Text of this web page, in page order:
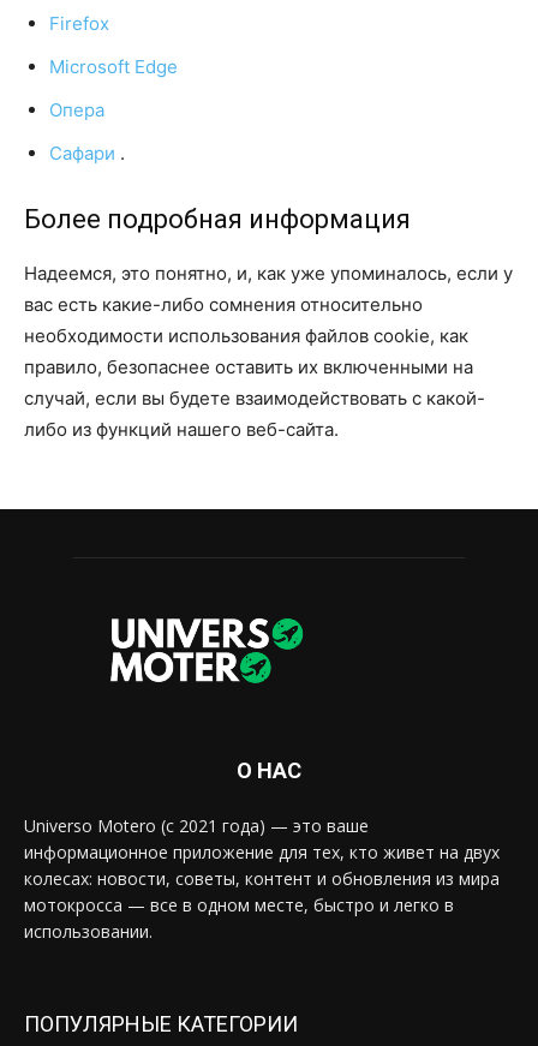
Firefox
Microsoft Edge
Опера
Сафари .
Более подробная информация
Надеемся, это понятно, и, как уже упоминалось, если у
вас есть какие-либо сомнения относительно
необходимости использования файлов cookie, как
правило, безопаснее оставить их включенными на
случай, если вы будете взаимодействовать с какой-
либо из функций нашего веб-сайта.
О НАС
Universo Motero (с 2021 года) — это ваше
информационное приложение для тех, кто живет на двух
колесах: новости, советы, контент и обновления из мира
мотокросса — все в одном месте, быстро и легко в
использовании.
ПОПУЛЯРНЫЕ КАТЕГОРИИ